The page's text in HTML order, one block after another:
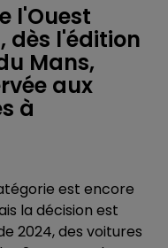
l'Ouest
dès l'édition
Mans,
aux
à
est encore
la décision est
2024, des voitures